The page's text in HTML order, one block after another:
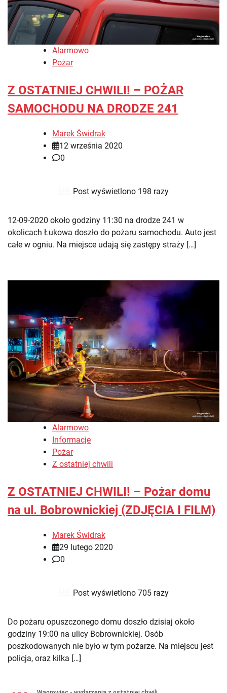
Alarmowo
Pożar
Z OSTATNIEJ CHWILI! – POŻAR
SAMOCHODU NA DRODZE 241
Marek Świdrak
12 września 2020
0
Post wyświetlono 198 razy
12-09-2020 około godziny 11:30 na drodze 241 w
okolicach Łukowa doszło do pożaru samochodu. Auto jest
całe w ogniu. Na miejsce udają się zastępy straży […]
Alarmowo
Informacje
Pożar
Z ostatniej chwili
Z OSTATNIEJ CHWILI! – Pożar domu
na ul. Bobrownickiej (ZDJĘCIA I FILM)
Marek Świdrak
29 lutego 2020
0
Post wyświetlono 705 razy
Do pożaru opuszczonego domu doszło dzisiaj około
godziny 19:00 na ulicy Bobrownickiej. Osób
poszkodowanych nie było w tym pożarze. Na miejscu jest
policja, oraz kilka […]